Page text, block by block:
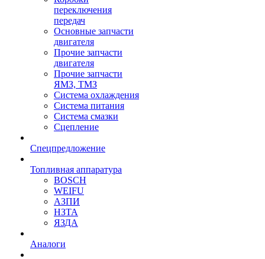
переключения
передач
Основные запчасти
двигателя
Прочие запчасти
двигателя
Прочие запчасти
ЯМЗ, ТМЗ
Система охлаждения
Система питания
Система смазки
Сцепление
Спецпредложение
Топливная аппаратура
BOSCH
WEIFU
АЗПИ
НЗТА
ЯЗДА
Аналоги